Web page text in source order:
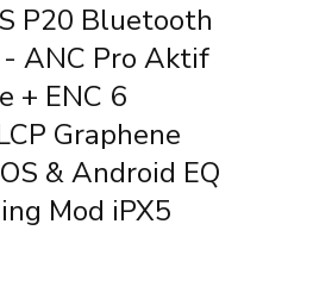
P20 Bluetooth
- ANC Pro Aktif
+ ENC 6
Graphene
& Android EQ
Mod iPX5